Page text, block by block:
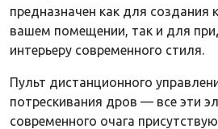
предназначен как для
вашем помещении, так и для
интерьеру современного стиля.
Пульт дистанционного
потрескивания дров — все эти
современного очага